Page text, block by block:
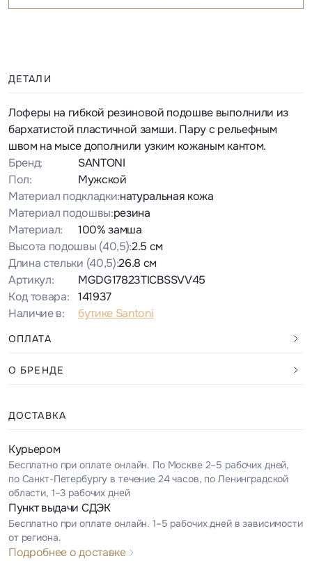
ДЕТАЛИ
Лоферы на гибкой резиновой подошве выполнили из
бархатистой пластичной замши. Пару с рельефным
швом на мысе дополнили узким кожаным кантом.
Бренд:
SANTONI
Пол:
Мужской
Материал подкладки:натуральная кожа
Материал подошвы:резина
Материал:
100% замша
Высота подошвы (40,5):2.5 см
Длина стельки (40,5):26.8 см
Артикул:
MGDG17823TICBSSVV45
Код товара:
141937
Наличие в:
бутике Santoni
ОПЛАТА
О БРЕНДЕ
ДОСТАВКА
Курьером
Бесплатно при оплате онлайн. По Москве 2–5 рабочих дней,
по Санкт-Петербургу в течение 24 часов, по Ленинградской
области, 1–3 рабочих дней
Пункт выдачи СДЭК
Бесплатно при оплате онлайн. 1–5 рабочих дней в зависимости
от региона.
Подробнее о доставке